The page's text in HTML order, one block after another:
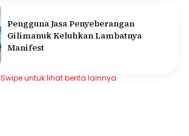
Pengguna Jasa Penyeberangan
Gilimanuk Keluhkan Lambatnya
Manifest
Swipe untuk lihat berita lainnya